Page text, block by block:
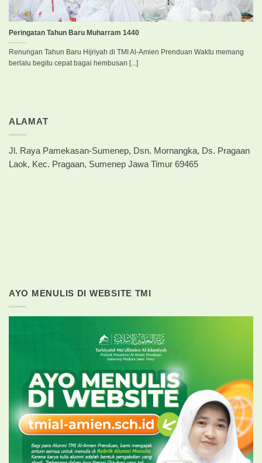
Peringatan Tahun Baru Muharram 1440
Renungan Tahun Baru Hijriyah di TMI Al-Amien Prenduan Waktu memang
berlalu begitu cepat bagai hembusan [...]
ALAMAT
Jl. Raya Pamekasan-Sumenep, Dsn. Mornangka, Ds. Pragaan
Laok, Kec. Pragaan, Sumenep Jawa Timur 69465
AYO MENULIS DI WEBSITE TMI